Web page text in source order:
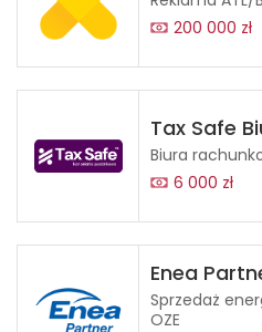
200 000 zł
Tax Safe
Biura
6 000 zł
Enea
Sprzedaż
OZE